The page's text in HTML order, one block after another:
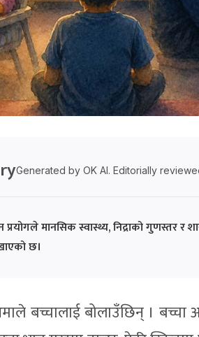
Generated by OK AI. Editorially
मानसिक स्वास्थ्य, निद्राको गुणस्तर र
छ।
बच्चालाई बोलाउँछिन् ।